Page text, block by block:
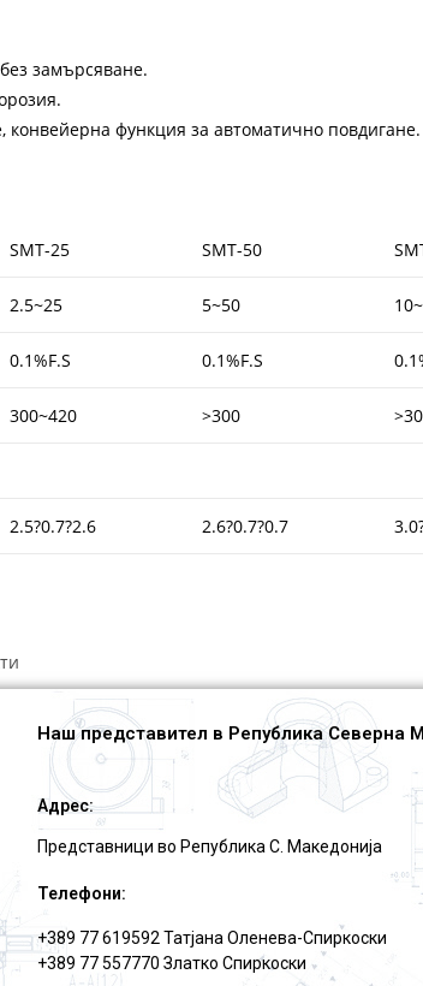
замърсяване.
функция за автоматично повдигане.
SMT-25 SMT-50
2.5~25 5~50
0.1%F.S 0.1%F.S
300~420 >300
2.5?0.7?2.6 2.6?0.7?0.7
Наш представител в Република Северна
Адрес:
Представници во Република С. Македониjа
Телефони:
+389 77 619592 Татjана Оленева-Спиркоски
+389 77 557770 Златко Спиркоски